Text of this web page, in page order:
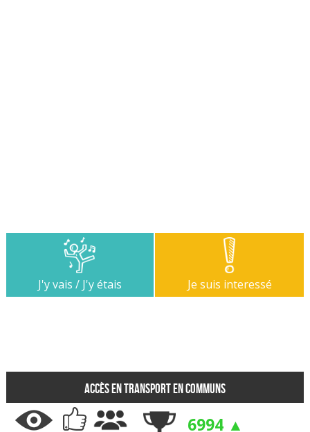
J'y vais / J'y étais Je suis interessé
Accès en transport en communs
6994 ▲